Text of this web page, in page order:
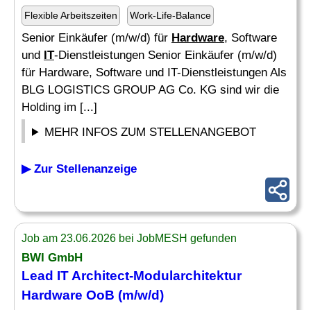
Flexible Arbeitszeiten Work-Life-Balance
Senior Einkäufer (m/w/d) für Hardware, Software
und IT-Dienstleistungen Senior Einkäufer (m/w/d)
für Hardware, Software und IT-Dienstleistungen Als
BLG LOGISTICS GROUP AG Co. KG sind wir die
Holding im [...]
MEHR INFOS ZUM STELLENANGEBOT
▶ Zur Stellenanzeige
Job am 23.06.2026 bei JobMESH gefunden
BWI GmbH
Lead IT Architect-Modularchitektur
Hardware OoB (m/w/d)